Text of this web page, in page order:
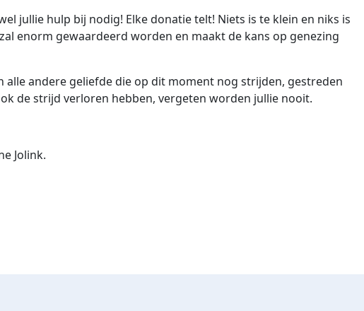
jullie hulp bij nodig! Elke donatie telt! Niets is te klein en niks is
enorm gewaardeerd worden en maakt de kans op genezing
alle andere geliefde die op dit moment nog strijden, gestreden
de strijd verloren hebben, vergeten worden jullie nooit.
Jolink.